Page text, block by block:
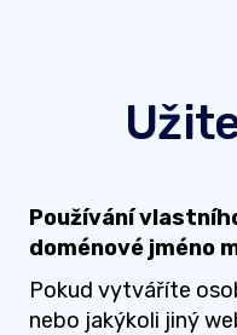
Používání
doménové jméno
Pokud vytváříte
nebo jakýkoli jiný